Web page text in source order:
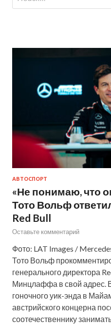
АВТОСПОРТ
«Не понимаю, что
Тото Вольф
Red Bull
Оставьте комментарий
Фото: LAT Images /
Тото Вольф
генерального директора
Минцлаффа в свой адрес.
гоночного уик-энда в
австрийского концерна
соотечественнику